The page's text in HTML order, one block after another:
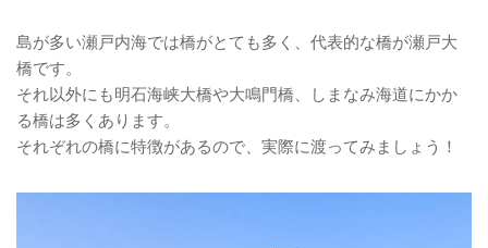
島が多い瀬戸内海では橋がとても多く、代表的な橋が瀬戸大
橋です。
それ以外にも明石海峡大橋や大鳴門橋、しまなみ海道にかか
る橋は多くあります。
それぞれの橋に特徴があるので、実際に渡ってみましょう！